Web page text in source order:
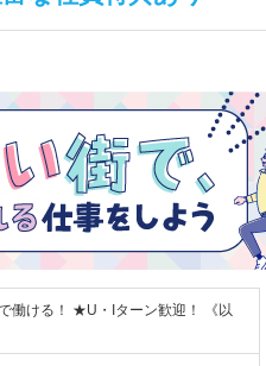
働ける！ ★U・Iターン歓迎！ 《以